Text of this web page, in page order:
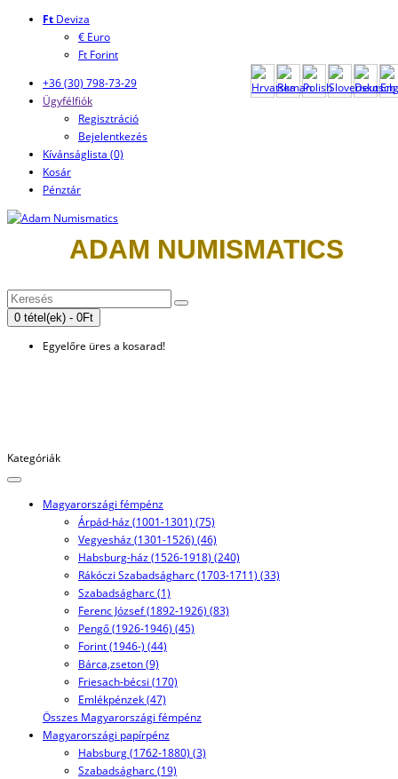
Ft Deviza
€ Euro
Ft Forint
+36 (30) 798-73-29
Ügyfélfiók
Regisztráció
Bejelentkezés
Kívánságlista (0)
Kosár
Pénztár
ADAM NUMISMATICS
0 tétel(ek) - 0Ft
Egyelőre üres a kosarad!
Kategóriák
Magyarországi fémpénz
Árpád-ház (1001-1301) (75)
Vegyesház (1301-1526) (46)
Habsburg-ház (1526-1918) (240)
Rákóczi Szabadságharc (1703-1711) (33)
Szabadságharc (1)
Ferenc József (1892-1926) (83)
Pengő (1926-1946) (45)
Forint (1946-) (44)
Bárca,zseton (9)
Friesach-bécsi (170)
Emlékpénzek (47)
Összes Magyarországi fémpénz
Magyarországi papírpénz
Habsburg (1762-1880) (3)
Szabadságharc (19)